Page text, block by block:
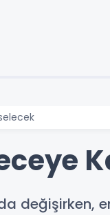
değişirken,